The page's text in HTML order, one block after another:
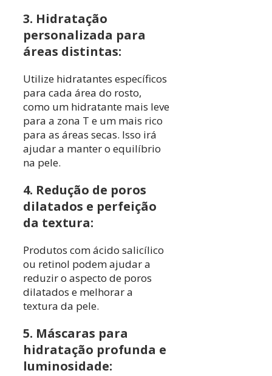
3. Hidratação
personalizada para
áreas distintas:
Utilize hidratantes específicos
para cada área do rosto,
como um hidratante mais leve
para a zona T e um mais rico
para as áreas secas. Isso irá
ajudar a manter o equilíbrio
na pele.
4. Redução de poros
dilatados e perfeição
da textura:
Produtos com ácido salicílico
ou retinol podem ajudar a
reduzir o aspecto de poros
dilatados e melhorar a
textura da pele.
5. Máscaras para
hidratação profunda e
luminosidade: